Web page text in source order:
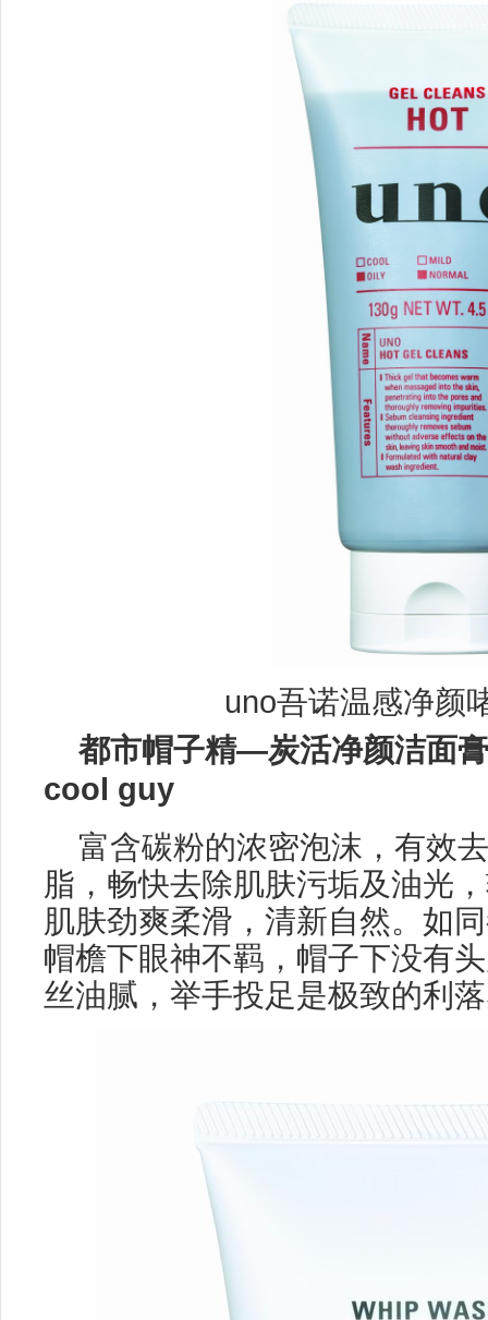
uno吾诺温感净颜
都市帽子精—炭活净颜洁面
cool guy
富含碳粉的浓密泡沫，有效
脂，畅快去除肌肤污垢及油光
肌肤劲爽柔滑，清新自然。如
帽檐下眼神不羁，帽子下没有
丝油腻，举手投足是极致的利